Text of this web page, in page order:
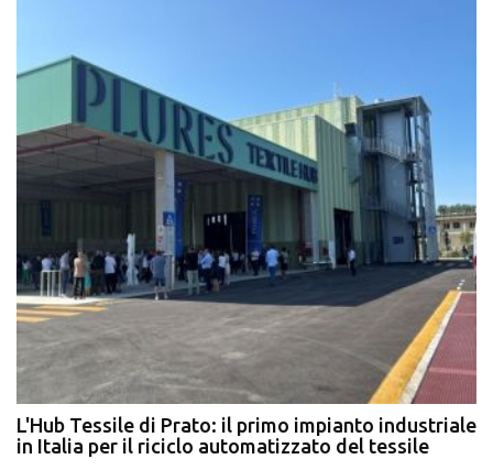
L'Hub Tessile di Prato: il primo impianto industriale
in Italia per il riciclo automatizzato del tessile